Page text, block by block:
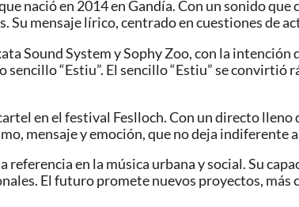
nació en 2014 en Gandía. Con un sonido
mensaje lírico, centrado en cuestiones de
Sound System y Sophy Zoo, con la
“Estiu”. El sencillo “Estiu” se
en el festival Feslloch. Con un directo
mensaje y emoción, que no deja indiferente
en la música urbana y social. Su
El futuro promete nuevos proyectos, más